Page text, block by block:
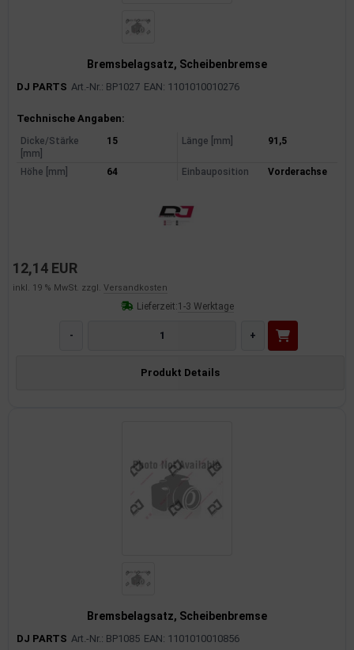
Bremsbelagsatz, Scheibenbremse
DJ PARTS Art.-Nr.: BP1027 EAN: 1101010010276
Produktinformationen
Technische Angaben:
Dicke/Stärke
[mm]
15 Länge [mm] 91,5
Höhe [mm] 64 Einbauposition Vorderachse
12,14 EUR
inkl. 19 % MwSt. zzgl. Versandkosten
Lieferzeit:1-3 Werktage
- +
Produkt Details
Bremsbelagsatz, Scheibenbremse
DJ PARTS Art.-Nr.: BP1085 EAN: 1101010010856